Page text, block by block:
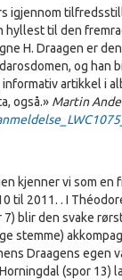
igjennom
hyllest til den
H. Draagen er
og han
informativ artikkel i
også.» Martin
kjenner vi som
til 2011. . I
7) blir den svake
stemme)
Draagens egen
(spor 13)